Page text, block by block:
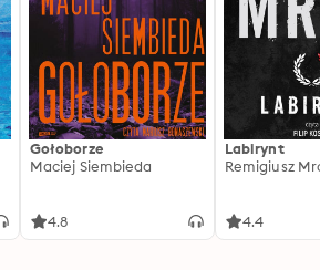
Gołoborze
Maciej Siembieda
4.8
Labirynt
Remigiusz
4.4